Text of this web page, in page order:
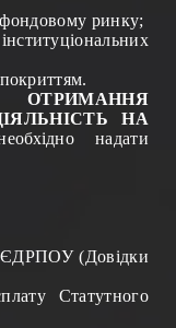
фондовому ринку;
ОТРИМАННЯ
НА
надати
ЄДРПОУ (Довідки
Статутного